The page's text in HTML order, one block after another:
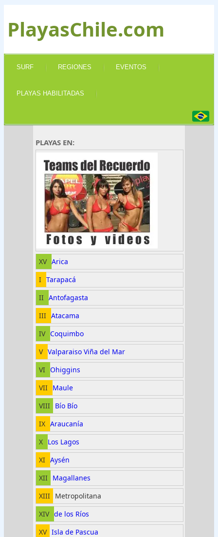
PlayasChile.com
SURF REGIONES EVENTOS
PLAYAS HABILITADAS
PLAYAS EN:
XV Arica
I Tarapacá
II Antofagasta
III Atacama
IV Coquimbo
V Valparaiso Viña del Mar
VI Ohiggins
VII Maule
VIII
Bío Bío
IX Araucanía
X Los Lagos
XI Aysén
XII
Magallanes
XIII Metropolitana
XIV de los Ríos
XV Isla de Pascua